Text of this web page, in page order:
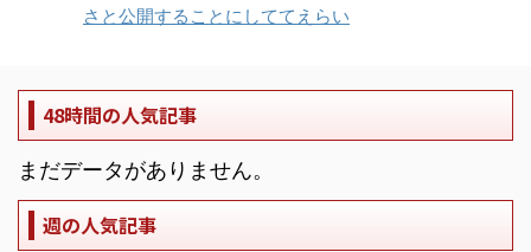
さと公開することにしててえらい
48時間の人気記事
まだデータがありません。
週の人気記事